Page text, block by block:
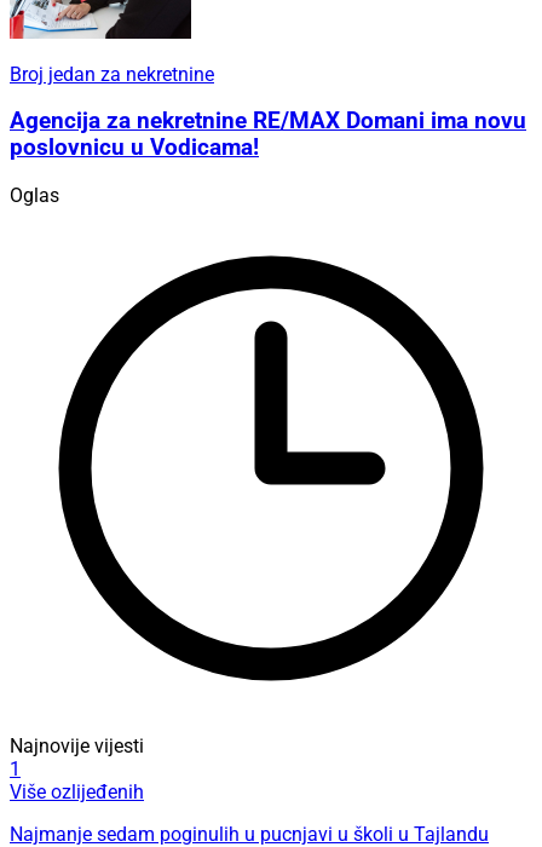
Broj jedan za nekretnine
Agencija za nekretnine RE/MAX Domani ima novu
poslovnicu u Vodicama!
Oglas
Najnovije vijesti
1
Više ozlijeđenih
Najmanje sedam poginulih u pucnjavi u školi u Tajlandu